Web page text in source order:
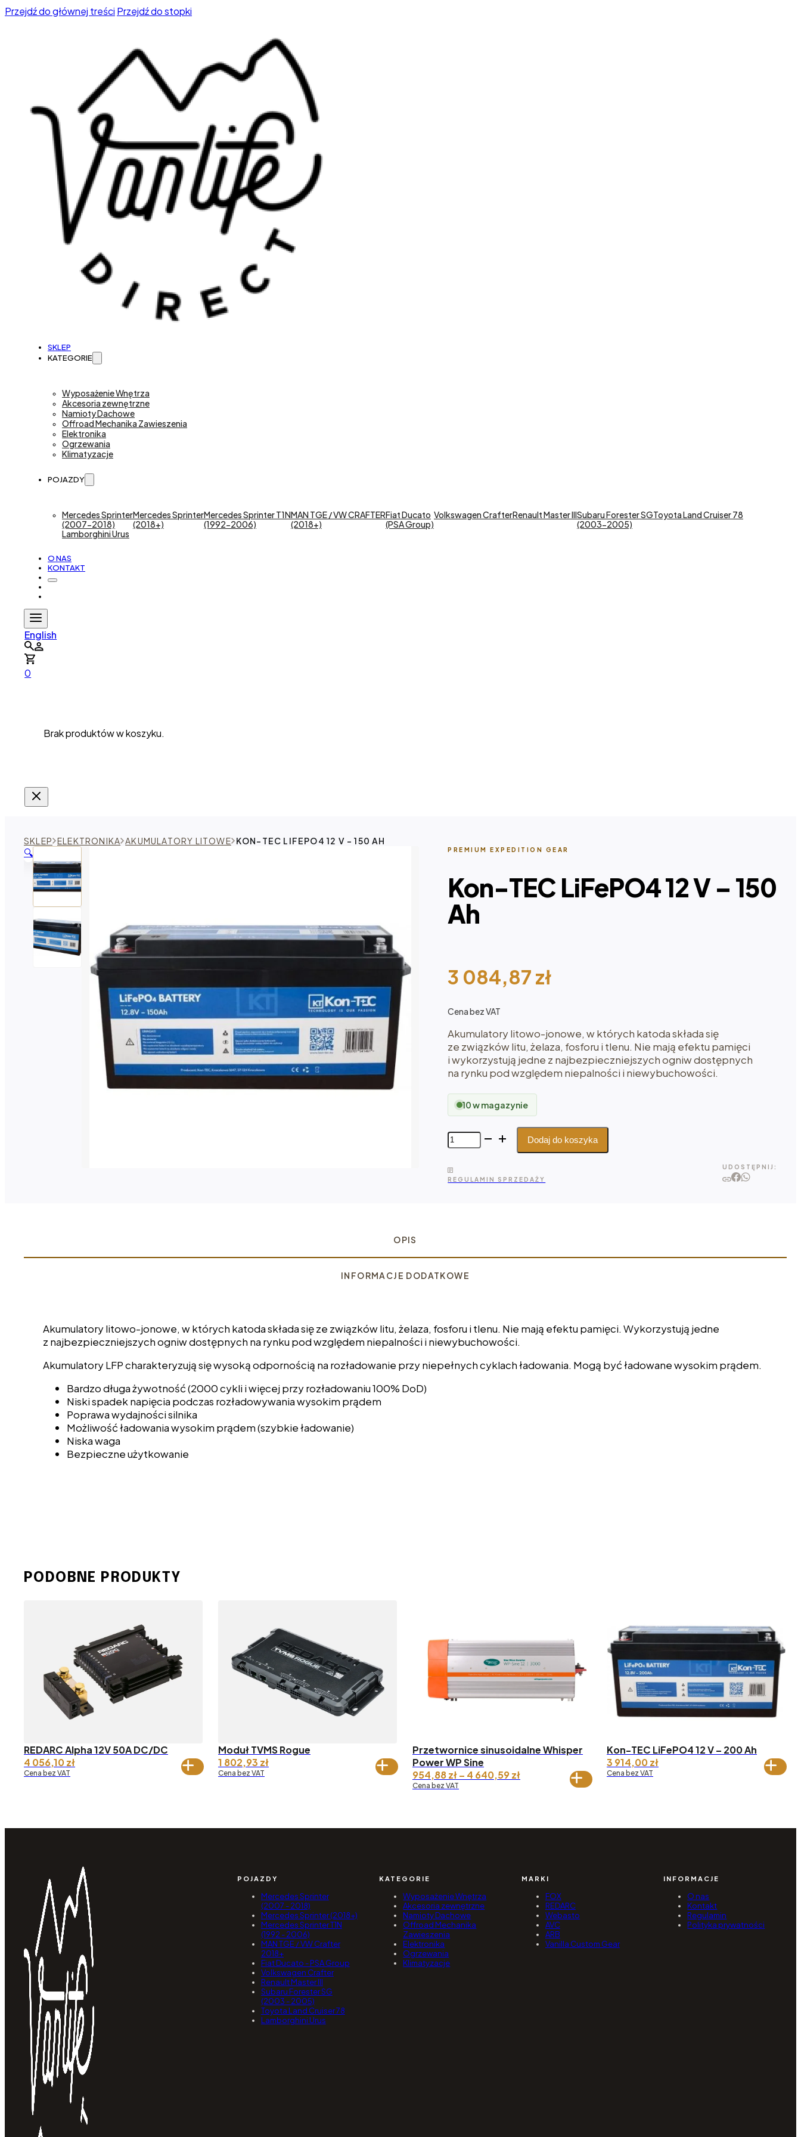
Przejdź do głównej treści Przejdź do stopki
SKLEP
KATEGORIE
Wyposażenie Wnętrza
Akcesoria zewnętrzne
Namioty Dachowe
Offroad Mechanika Zawieszenia
Elektronika
Ogrzewania
Klimatyzacje
POJAZDY
Mercedes Sprinter
(2007-2018)
Mercedes Sprinter
(2018+)
Mercedes Sprinter T1N
(1992-2006)
MAN TGE / VW CRAFTER
(2018+)
Fiat Ducato
(PSA Group)
Volkswagen CrafterRenault Master IIISubaru Forester SG
(2003-2005)
Toyota Land Cruiser 78
Lamborghini Urus
O NAS
KONTAKT
English
0
Brak produktów w koszyku.
SKLEP ELEKTRONIKA AKUMULATORY LITOWE KON-TEC LIFEPO4 12 V - 150 AH
🔍 PREMIUM EXPEDITION GEAR
Kon-TEC LiFePO4 12 V – 150
Ah
3 084,87 zł
Cena bez VAT
Akumulatory litowo-jonowe, w których katoda składa się
ze związków litu, żelaza, fosforu i tlenu. Nie mają efektu pamięci
i wykorzystują jedne z najbezpieczniejszych ogniw dostępnych
na rynku pod względem niepalności i niewybuchowości.
10 w magazynie
ilość
Kon-
LiFePO4
12
Dodaj do koszyka
REGULAMIN SPRZEDAŻY
UDOSTĘPNIJ:
OPIS
INFORMACJE DODATKOWE
Akumulatory litowo-jonowe, w których katoda składa się ze związków litu, żelaza, fosforu i tlenu. Nie mają efektu pamięci. Wykorzystują jedne
z najbezpieczniejszych ogniw dostępnych na rynku pod względem niepalności i niewybuchowości.
Akumulatory LFP charakteryzują się wysoką odpornością na rozładowanie przy niepełnych cyklach ładowania. Mogą być ładowane wysokim prądem.
Bardzo długa żywotność (2000 cykli i więcej przy rozładowaniu 100% DoD)
Niski spadek napięcia podczas rozładowywania wysokim prądem
Poprawa wydajności silnika
Możliwość ładowania wysokim prądem (szybkie ładowanie)
Niska waga
Bezpieczne użytkowanie
PODOBNE PRODUKTY
REDARC Alpha 12V 50A DC/DC
4 056,10zł
Cena bez VAT
Moduł TVMS Rogue
1 802,93 zł
Cena bez VAT
Przetwornice sinusoidalne Whisper
Power WP Sine
954,88zł– 4 640,59złZakres
Cena bez VAT
Kon-TEC LiFePO4 12 V – 200 Ah
3 914,00zł
Cena bez VAT
POJAZDY
Mercedes Sprinter
(2007 - 2018)
Mercedes Sprinter (2018+)
Mercedes Sprinter T1N
(1992 - 2006)
MAN TGE / VW Crafter
2018+
Fiat Ducato - PSA Group
Volkswagen Crafter
Renault Master III
Subaru Forester SG
(2003 - 2005)
Toyota Land Cruiser 78
Lamborghini Urus
KATEGORIE
Wyposażenie Wnętrza
Akcesoria zewnętrzne
Namioty Dachowe
Offroad Mechanika
Zawieszenia
Elektronika
Ogrzewania
Klimatyzacje
MARKI
FOX
REDARC
Webasto
AVC
ARB
Vanilla Custom Gear
INFORMACJE
O nas
Kontakt
Regulamin
Polityka prywatności